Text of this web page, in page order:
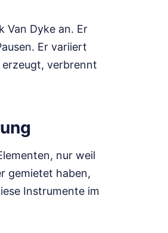
Van Dyke an. Er
Er variiert
erzeugt, verbrennt
nur weil
gemietet haben,
Instrumente im